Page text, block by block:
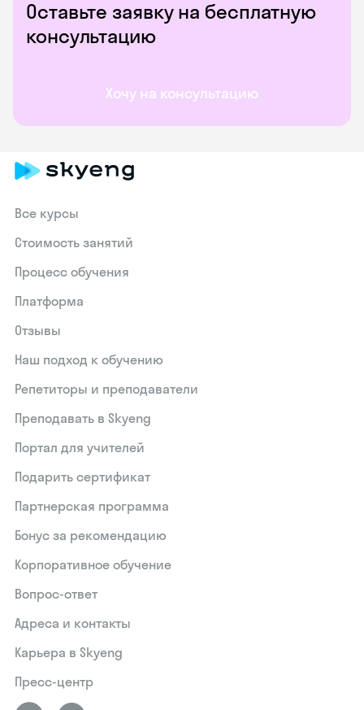
Оставьте заявку на бесплатную
консультацию
Хочу на консультацию
Все курсы
Стоимость занятий
Процесс обучения
Платформа
Отзывы
Наш подход к обучению
Репетиторы и преподаватели
Преподавать в Skyeng
Портал для учителей
Подарить сертификат
Партнерская программа
Бонус за рекомендацию
Корпоративное обучение
Вопрос-ответ
Адреса и контакты
Карьера в Skyeng
Пресс-центр